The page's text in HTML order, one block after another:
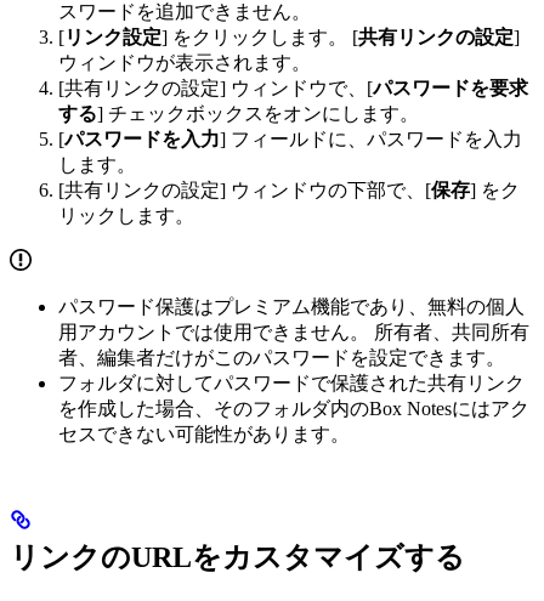
スワードを追加できません。
[リンク設定] をクリックします。 [共有リンクの設定]
ウィンドウが表示されます。
[共有リンクの設定] ウィンドウで、[パスワードを要求
する] チェックボックスをオンにします。
[パスワードを入力] フィールドに、パスワードを入力
します。
[共有リンクの設定] ウィンドウの下部で、[保存] をク
リックします。
パスワード保護はプレミアム機能であり、無料の個人
用アカウントでは使用できません。 所有者、共同所有
者、編集者だけがこのパスワードを設定できます。
フォルダに対してパスワードで保護された共有リンク
を作成した場合、そのフォルダ内のBox Notesにはアク
セスできない可能性があります。
リンクのURLをカスタマイズする